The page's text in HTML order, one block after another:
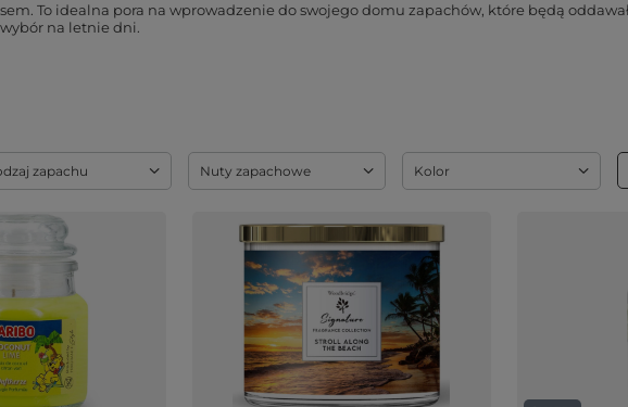
To idealna pora na wprowadzenie do swojego domu zapachów, które będą
na letnie dni.
zapachu Nuty zapachowe Kolor